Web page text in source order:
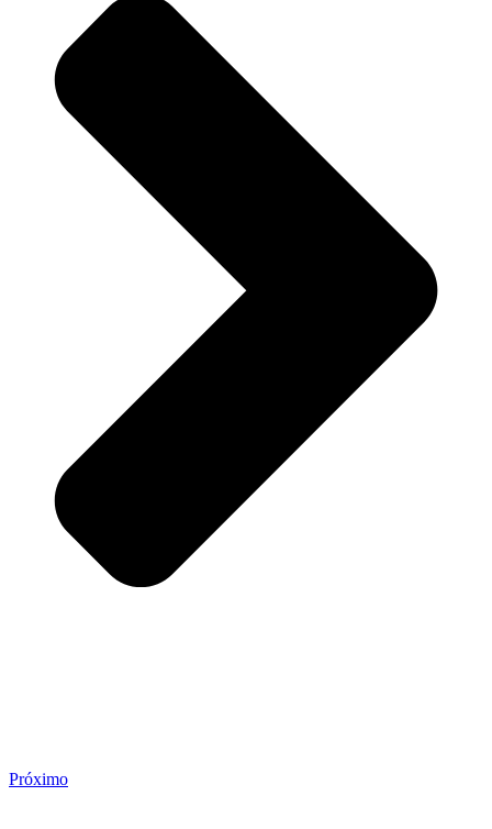
Próximo